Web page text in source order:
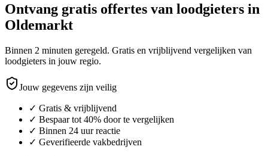
Ontvang gratis offertes van loodgieters in
Oldemarkt
Binnen 2 minuten geregeld. Gratis en vrijblijvend vergelijken van
loodgieters in jouw regio.
Jouw gegevens zijn veilig
✓ Gratis & vrijblijvend
✓ Bespaar tot 40% door te vergelijken
✓ Binnen 24 uur reactie
✓ Geverifieerde vakbedrijven